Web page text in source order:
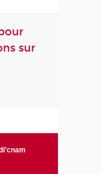
sur